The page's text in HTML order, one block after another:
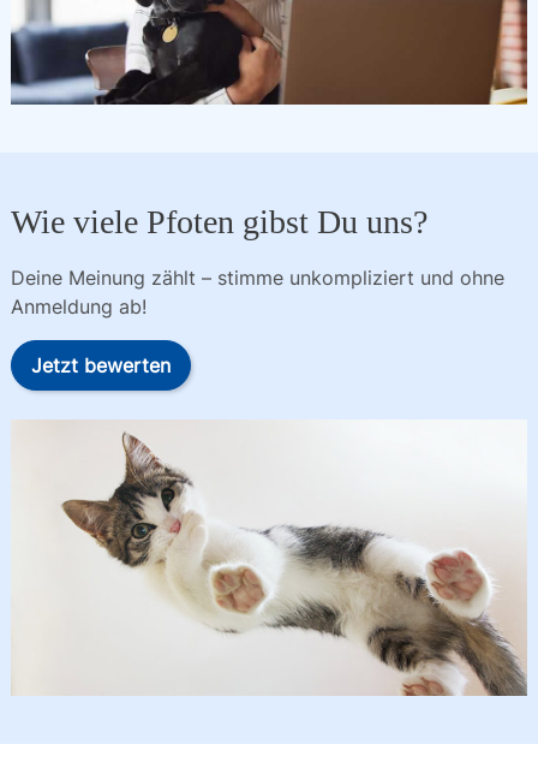
Wie viele Pfoten gibst Du uns?
Deine Meinung zählt – stimme unkompliziert und ohne
Anmeldung ab!
Jetzt bewerten